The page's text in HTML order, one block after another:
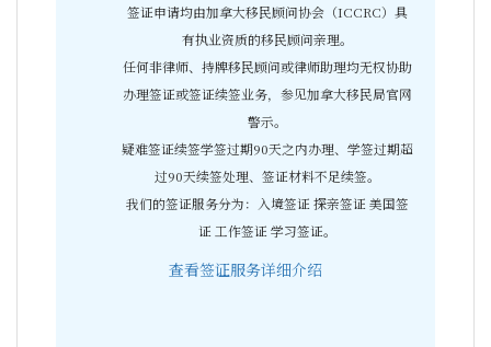
签证申请均由加拿大移民顾问协会（ICCRC）具
有执业资质的移民顾问亲理。
任何非律师、持牌移民顾问或律师助理均无权协助
办理签证或签证续签业务，参见加拿大移民局官网
警示。
疑难签证续签学签过期90天之内办理、学签过期超
过90天续签处理、签证材料不足续签。
我们的签证服务分为：入境签证 探亲签证 美国签
证 工作签证 学习签证。
查看签证服务详细介绍